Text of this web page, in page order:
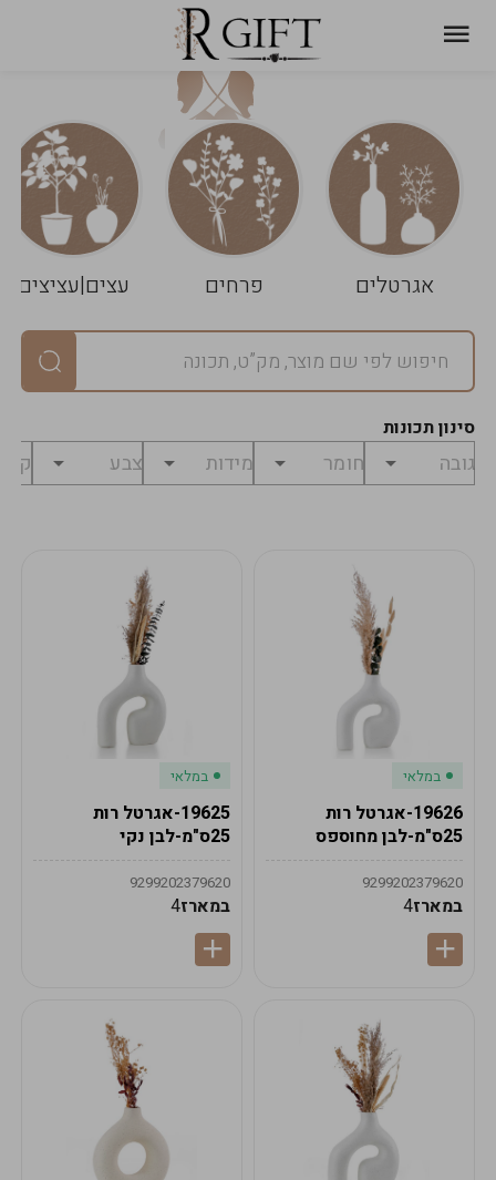
אגרטלים פרחים עצים|עציצים
סינון תכונות
במלאי
19626-אגרטל רות
25ס"מ-לבן מחוספס
9299202379620
במארז4
במלאי
19625-אגרטל רות
25ס"מ-לבן נקי
9299202379620
במארז4
עגלת
שלך
ניקוי
הסל
במארז
מחיר
לפני
₪0
לתשלום